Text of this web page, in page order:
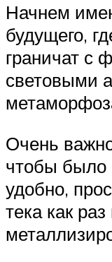
Начнем
будущего,
граничат с
световыми
Очень
чтобы было
удобно,
тека как